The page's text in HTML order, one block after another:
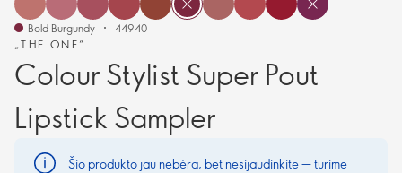
„THE ONE“
Colour Stylist Super Pout
Lipstick Sampler
Bold Burgundy 44940
Šio produkto jau nebėra, bet nesijaudinkite — turime